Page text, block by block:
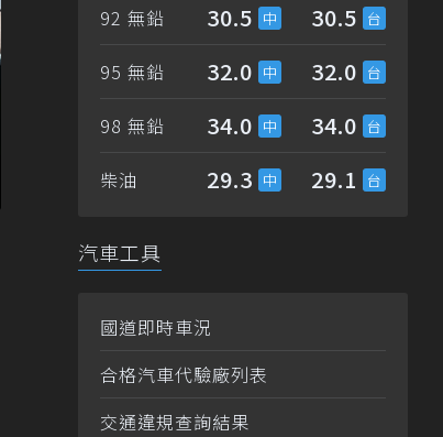
92 無鉛 30.5 30.5
95 無鉛 32.0 32.0
98 無鉛 34.0 34.0
柴油 29.3 29.1
汽車工具
國道即時車況
合格汽車代驗廠列表
交通違規查詢結果